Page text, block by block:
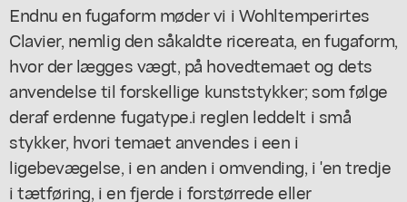
Endnu en fugaform møder vi i Wohltemperirtes
Clavier, nemlig den såkaldte ricereata, en fugaform,
hvor der lægges vægt, på hovedtemaet og dets
anvendelse til forskellige kunststykker; som følge
deraf erdenne fugatype.i reglen leddelt i små
stykker, hvori temaet anvendes i een i
ligebevægelse, i en anden i omvending, i 'en tredje
i tætføring, i en fjerde i forstørrede eller